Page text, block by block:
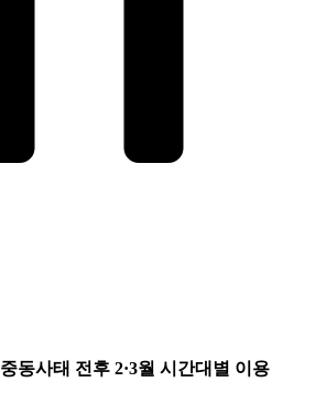
동사태 전후 2·3월 시간대별 이용